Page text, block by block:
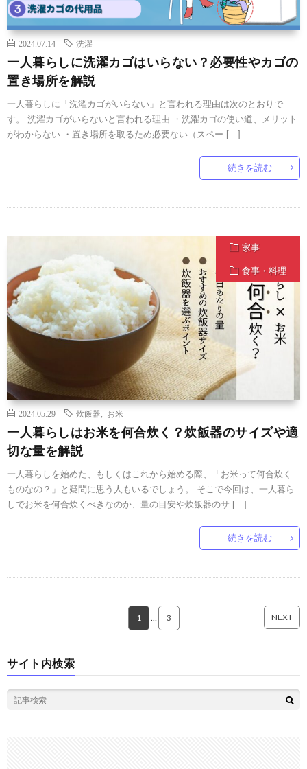
2024.07.14 洗濯
一人暮らしに洗濯カゴはいらない？必要性やカゴの
置き場所を解説
一人暮らしに「洗濯カゴがいらない」と言われる理由は次のとおりで
す。 洗濯カゴがいらないと言われる理由 ・洗濯カゴの使い道、メリット
がわからない ・置き場所を取るため必要ない（スペー […]
続きを読む
家事
食事・料理
2024.05.29 炊飯器 お米
一人暮らしはお米を何合炊く？炊飯器のサイズや適
切な量を解説
一人暮らしを始めた、もしくはこれから始める際、「お米って何合炊く
ものなの？」と疑問に思う人もいるでしょう。 そこで今回は、一人暮ら
しでお米を何合炊くべきなのか、量の目安や炊飯器のサ […]
続きを読む
1 … 3 NEXT
サイト内検索